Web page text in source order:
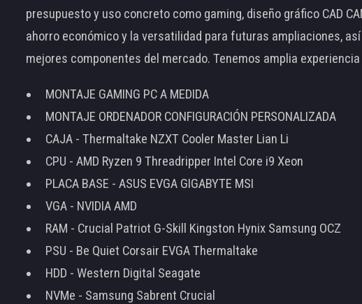
presupuesto y uso concreto como gaming, diseño gráfico CAD
ahorro económico y la versatilidad para futuras ampliaciones,
mejores componentes del mercado. Tenemos amplia experiencia
MONTAJE GAMING PC A MEDIDA
MONTAJE ORDENADOR CONFIGURACIÓN PERSONALIZADA
CAJA - Thermaltake NZXT Cooler Master Lian Li
CPU - AMD Ryzen 9 Threadripper Intel Core i9 Xeon
PLACA BASE - ASUS EVGA GIGABYTE MSI
VGA - NVIDIA AMD
RAM - Crucial Patriot G-Skill Kingston Hynix Samsung OCZ
PSU - Be Quiet Corsair EVGA Thermaltake
HDD - Western Digital Seagate
NVMe - Samsung Sabrent Crucial